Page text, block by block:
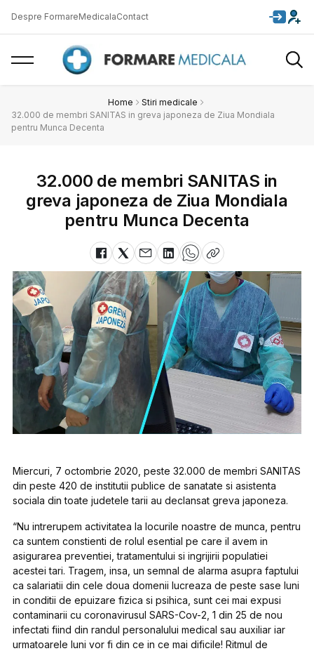
Despre FormareMedicalaContact
Home
Stiri medicale
32.000 de membri SANITAS in greva japoneza de Ziua Mondiala
pentru Munca Decenta
32.000 de membri SANITAS in
greva japoneza de Ziua Mondiala
pentru Munca Decenta
Miercuri, 7 octombrie 2020, peste 32.000 de membri SANITAS
din peste 420 de institutii publice de sanatate si asistenta
sociala din toate judetele tarii au declansat greva japoneza.
“Nu intrerupem activitatea la locurile noastre de munca, pentru
ca suntem constienti de rolul esential pe care il avem in
asigurarea preventiei, tratamentului si ingrijirii populatiei
acestei tari. Tragem, insa, un semnal de alarma asupra faptului
ca salariatii din cele doua domenii lucreaza de peste sase luni
in conditii de epuizare fizica si psihica, sunt cei mai expusi
contaminarii cu coronavirusul SARS-Cov-2, 1 din 25 de nou
infectati fiind din randul personalului medical sau auxiliar iar
urmatoarele luni vor fi din ce in ce mai dificile! Ritmul de